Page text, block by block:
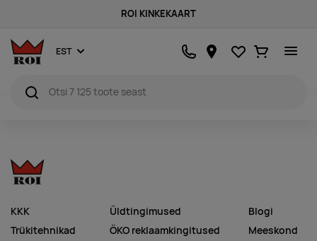
ROI KINKEKAART
EST Lemmikud
Ostukorv
KKK
Trükitehnikad
Üldtingimused
ÖKO reklaamkingitused
Blogi
Meeskond